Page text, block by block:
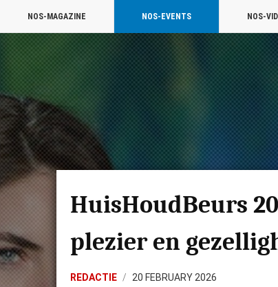
NOS-MAGAZINE NOS-EVENTS NOS-
HuisHoudBeurs
plezier en
REDACTIE 20 FEBRUARY 2026